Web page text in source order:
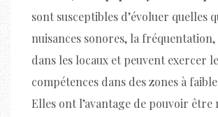
sont susceptibles d’évoluer quelles
nuisances sonores, la
dans les locaux et peuvent exercer
compétences dans des zones à
Elles ont l’avantage de pouvoir être